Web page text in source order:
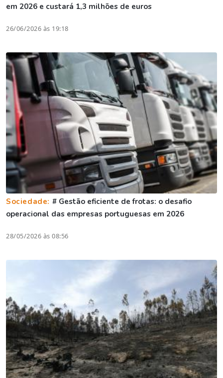
em 2026 e custará 1,3 milhões de euros
26/06/2026 às 19:18
Sociedade: # Gestão eficiente de frotas: o desafio
operacional das empresas portuguesas em 2026
28/05/2026 às 08:56